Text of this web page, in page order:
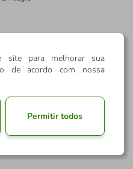
site para melhorar sua
de acordo com nossa
Permitir todos